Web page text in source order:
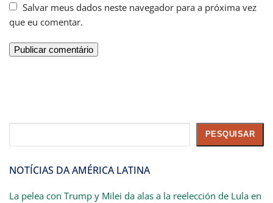
Salvar meus dados neste navegador para a próxima vez
que eu comentar.
PESQUISAR
NOTÍCIAS DA AMÉRICA LATINA
La pelea con Trump y Milei da alas a la reelección de Lula en